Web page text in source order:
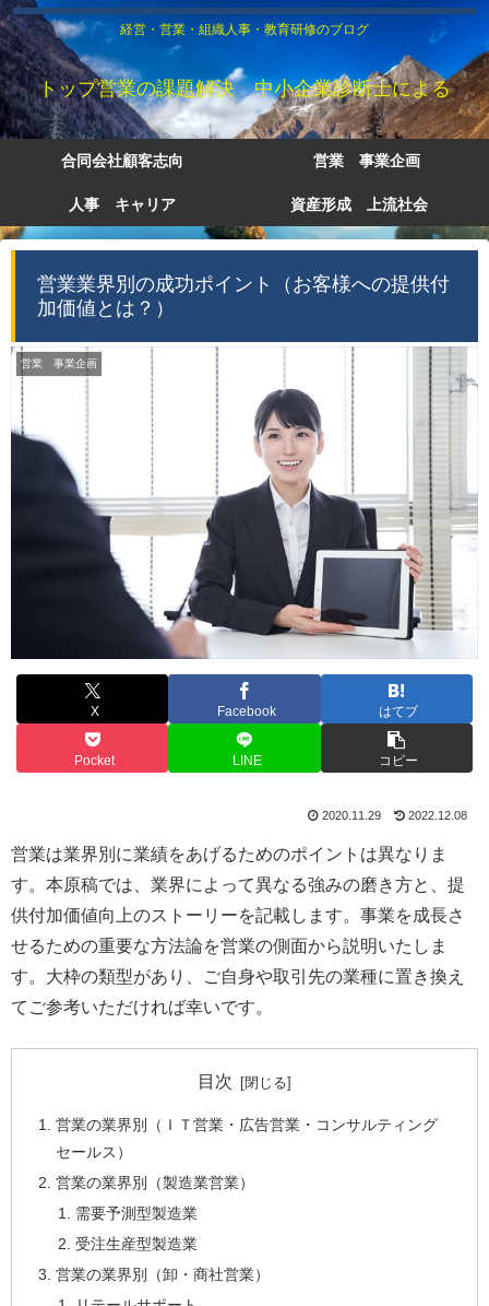
経営・営業・組織人事・教育研修のブログ
トップ営業の課題解決 中小企業診断士による
合同会社顧客志向 営業 事業企画
人事 キャリア 資産形成 上流社会
営業業界別の成功ポイント（お客様への提供付
加価値とは？）
営業 事業企画
X Facebook はてブ
Pocket LINE コピー
2020.11.29 2022.12.08
営業は業界別に業績をあげるためのポイントは異なりま
す。本原稿では、業界によって異なる強みの磨き方と、提
供付加価値向上のストーリーを記載します。事業を成長さ
せるための重要な方法論を営業の側面から説明いたしま
す。大枠の類型があり、ご自身や取引先の業種に置き換え
てご参考いただければ幸いです。
目次
営業の業界別（ＩＴ営業・広告営業・コンサルティング
セールス）
営業の業界別（製造業営業）
需要予測型製造業
受注生産型製造業
営業の業界別（卸・商社営業）